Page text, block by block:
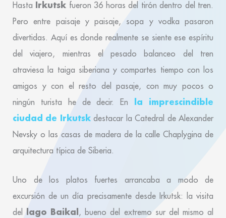
Hasta Irkutsk fueron 36 horas del tirón dentro del tren.
Pero entre paisaje y paisaje, sopa y vodka pasaron
divertidas. Aquí es donde realmente se siente ese espíritu
del viajero, mientras el pesado balanceo del tren
atraviesa la taiga siberiana y compartes tiempo con los
amigos y con el resto del pasaje, con muy pocos o
ningún turista he de decir. En
la imprescindible
ciudad de Irkutskdestacar la Catedral de Alexander
Nevsky o las casas de madera de la calle Chaplygina de
arquitectura típica de Siberia.
Uno de los platos fuertes arrancaba a modo de
excursión de un día precisamente desde Irkutsk: la visita
del
lago Baikal , bueno del extremo sur del mismo al